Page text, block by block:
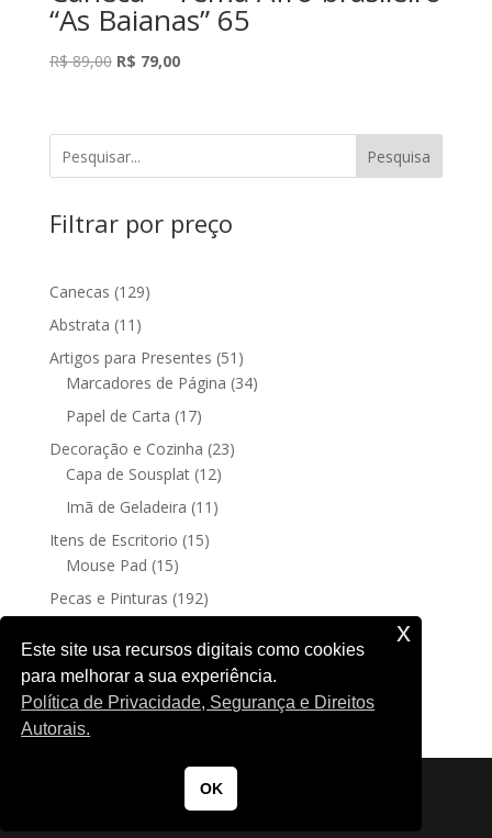
“As Baianas” 65
R$89,00 O
era:
R$ 89,00.
R$ 79,00O
é:
Pesquisa
Filtrar por preço
Canecas 129129
Abstrata 11 11
produtos
Artigos para Presentes 51 51
produtos
Marcadores de Página 3434
Papel de Carta 1717
produtos
Decoração e Cozinha 2323
Capa de Sousplat 1212
produtos
Imã de Geladeira 11 11
Itens de Escritorio 1515
Mouse Pad 1515
produtos
Pecas e Pinturas 192192
produtos
192
produtos
Posters sem moldura 44
produtos
Quadro Decorativo 188188
produtos
Este site usa recursos digitais como cookies
para melhorar a sua experiência.
Política de Privacidade, Segurança e Direitos
Autorais.
OK
x